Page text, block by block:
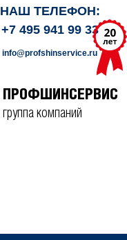
НАШ ТЕЛЕФОН:
+7 495 941 99 33
info@profshinservice.ru
ПРОФШИНСЕРВИС
группа компаний